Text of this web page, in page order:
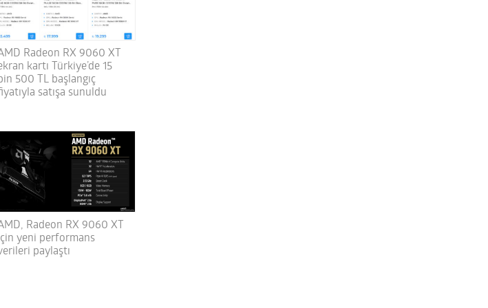
Radeon RX 9060 XT
kartı Türkiye’de 15
500 TL başlangıç
satışa sunuldu
Radeon RX 9060 XT
yeni performans
paylaştı